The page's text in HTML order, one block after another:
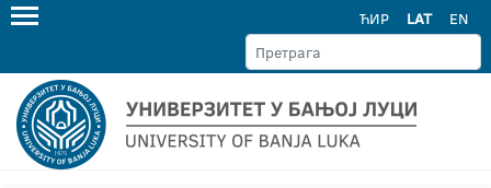
ЋИР LAT EN